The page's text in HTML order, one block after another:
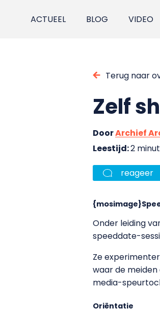
ACTUEEL BLOG VIDEO
Terug naar
Zelf
DoorArchief
Leestijd:2
reageer
Onder leiding
speeddate-
Ze
waar de meiden
media-
Oriëntatie